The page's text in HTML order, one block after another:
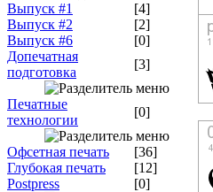
Выпуск #1
[4]
Выпуск #2
[2]
Выпуск #6
[0]
Допечатная
подготовка
[3]
Печатные
технологии
[0]
Офсетная печать
[36]
Глубокая печать
[12]
Postpress
[0]